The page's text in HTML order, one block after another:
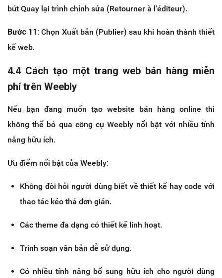
bút Quay lại trình chỉnh sửa (Retourner à l'éditeur).
Bước 11:Chọn Xuất bản (Publier) sau khi hoàn thành thiết
kế web.
4.4 Cách tạo một trang web bán hàng miễn
phí trên Weebly
Nếu bạn đang muốn tạo website bán hàng online thì
không thể bỏ qua công cụ Weebly nổi bật với nhiều tính
năng hữu ích.
Ưu điểm nổi bật của Weebly:
Không đòi hỏi người dùng biết về thiết kế hay code với
thao tác kéo thả đơn giản.
Các theme đa dạng có thiết kế linh hoạt.
Trình soạn văn bản dễ sử dụng.
Có nhiều tính năng bổ sung hữu ích cho người dùng